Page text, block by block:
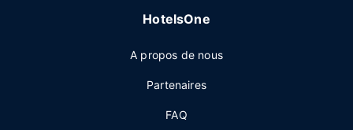
HotelsOne
A propos de nous
Partenaires
FAQ